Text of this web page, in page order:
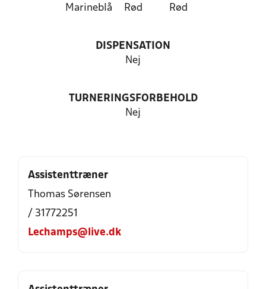
Marineblå Rød Rød
DISPENSATION
Nej
TURNERINGSFORBEHOLD
Nej
Assistenttræner
Thomas Sørensen
/ 31772251
Lechamps@live.dk